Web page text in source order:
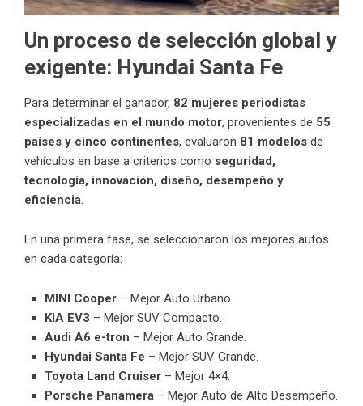
Un proceso de selección global y
exigente: Hyundai Santa Fe
Para determinar el ganador, 82 mujeres periodistas
especializadas en el mundo motor, provenientes de 55
países y cinco continentes, evaluaron 81 modelos de
vehículos en base a criterios como seguridad,
tecnología, innovación, diseño, desempeño y
eficiencia
En una primera fase, se seleccionaron los mejores autos
en cada categoría:
MINI Cooper – Mejor Auto Urbano.
KIA EV3 – Mejor SUV Compacto.
Audi A6 e-tron – Mejor Auto Grande.
Hyundai Santa Fe – Mejor SUV Grande.
Toyota Land Cruiser – Mejor 4×4.
Porsche Panamera – Mejor Auto de Alto Desempeño.